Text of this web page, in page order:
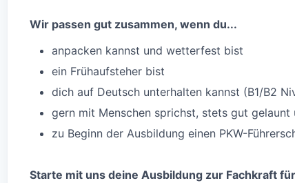
Wir passen gut zusammen, wenn du...
anpacken kannst und wetterfest bist
ein Frühaufsteher bist
dich auf Deutsch unterhalten kannst (B1/B2
gern mit Menschen sprichst, stets gut
zu Beginn der Ausbildung einen PKW-
Starte mit uns deine Ausbildung zur Fachkraft